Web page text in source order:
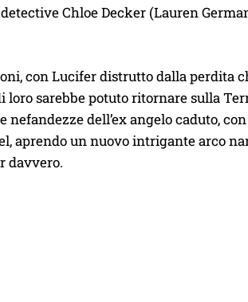
Chloe Decker (Lauren
con Lucifer distrutto dalla perdita
sarebbe potuto ritornare sulla
dell’ex angelo caduto,
aprendo un nuovo intrigante arco
davvero.